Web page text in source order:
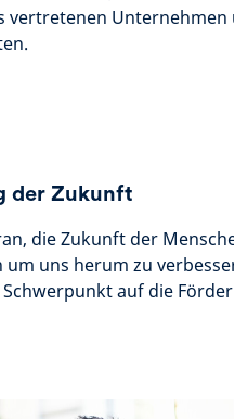
vertretenen Unternehmen
der Zukunft
die Zukunft der
um uns herum zu
auf die